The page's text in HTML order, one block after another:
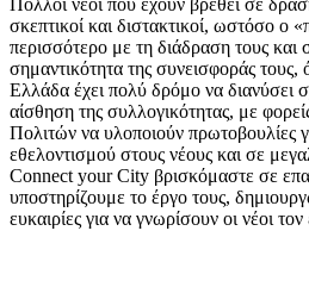
σκεπτικοί και διστακτικοί, ωστόσο ο
περισσότερο με τη διάδραση τους και
σημαντικότητα της συνεισφοράς τους,
Ελλάδα έχει πολύ δρόμο να διανύσει
αίσθηση της συλλογικότητας, με
Πολιτών να υλοποιούν πρωτοβουλίες
εθελοντισμού στους νέους και σε
Connect your City βρισκόμαστε σε
υποστηρίζουμε το έργο τους,
ευκαιρίες για να γνωρίσουν οι νέοι